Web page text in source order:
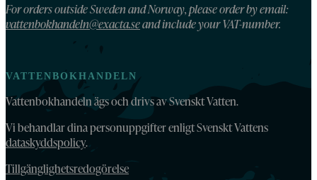
For orders outside Sweden and Norway, please order by email:
vattenbokhandeln@exacta.seand include your VAT-number.
VATTENBOKHANDELN
Vattenbokhandeln ägs och drivs av Svenskt Vatten.
Vi behandlar dina personuppgifter enligt Svenskt Vattens
dataskyddspolicy.
Tillgänglighetsredogörelse